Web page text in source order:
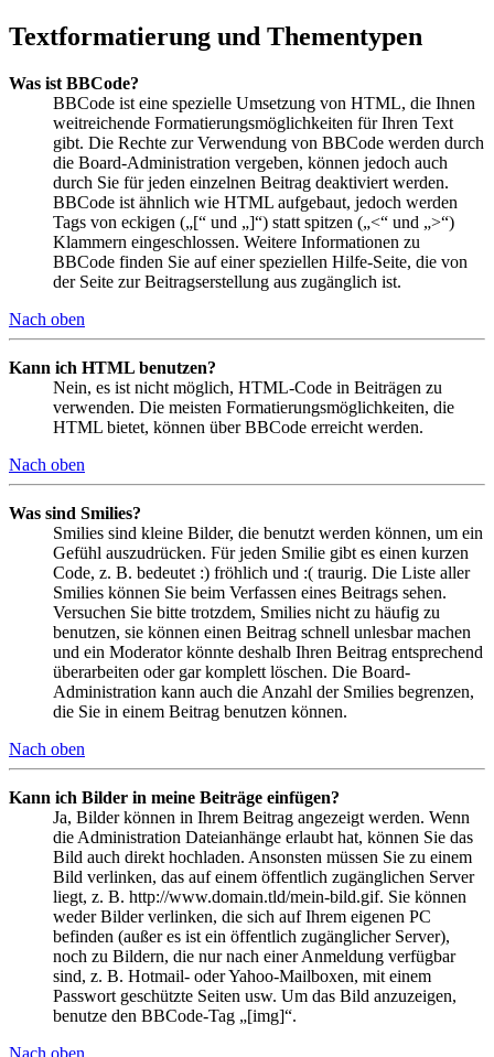
Textformatierung und Thementypen
Was ist BBCode?
BBCode ist eine spezielle Umsetzung von HTML, die Ihnen
weitreichende Formatierungsmöglichkeiten für Ihren Text
gibt. Die Rechte zur Verwendung von BBCode werden durch
die Board-Administration vergeben, können jedoch auch
durch Sie für jeden einzelnen Beitrag deaktiviert werden.
BBCode ist ähnlich wie HTML aufgebaut, jedoch werden
Tags von eckigen („[“ und „]“) statt spitzen („<“ und „>“)
Klammern eingeschlossen. Weitere Informationen zu
BBCode finden Sie auf einer speziellen Hilfe-Seite, die von
der Seite zur Beitragserstellung aus zugänglich ist.
Nach oben
Kann ich HTML benutzen?
Nein, es ist nicht möglich, HTML-Code in Beiträgen zu
verwenden. Die meisten Formatierungsmöglichkeiten, die
HTML bietet, können über BBCode erreicht werden.
Nach oben
Was sind Smilies?
Smilies sind kleine Bilder, die benutzt werden können, um ein
Gefühl auszudrücken. Für jeden Smilie gibt es einen kurzen
Code, z. B. bedeutet :) fröhlich und :( traurig. Die Liste aller
Smilies können Sie beim Verfassen eines Beitrags sehen.
Versuchen Sie bitte trotzdem, Smilies nicht zu häufig zu
benutzen, sie können einen Beitrag schnell unlesbar machen
und ein Moderator könnte deshalb Ihren Beitrag entsprechend
überarbeiten oder gar komplett löschen. Die Board-
Administration kann auch die Anzahl der Smilies begrenzen,
die Sie in einem Beitrag benutzen können.
Nach oben
Kann ich Bilder in meine Beiträge einfügen?
Ja, Bilder können in Ihrem Beitrag angezeigt werden. Wenn
die Administration Dateianhänge erlaubt hat, können Sie das
Bild auch direkt hochladen. Ansonsten müssen Sie zu einem
Bild verlinken, das auf einem öffentlich zugänglichen Server
liegt, z. B. http://www.domain.tld/mein-bild.gif. Sie können
weder Bilder verlinken, die sich auf Ihrem eigenen PC
befinden (außer es ist ein öffentlich zugänglicher Server),
noch zu Bildern, die nur nach einer Anmeldung verfügbar
sind, z. B. Hotmail- oder Yahoo-Mailboxen, mit einem
Passwort geschützte Seiten usw. Um das Bild anzuzeigen,
benutze den BBCode-Tag „[img]“.
Nach oben